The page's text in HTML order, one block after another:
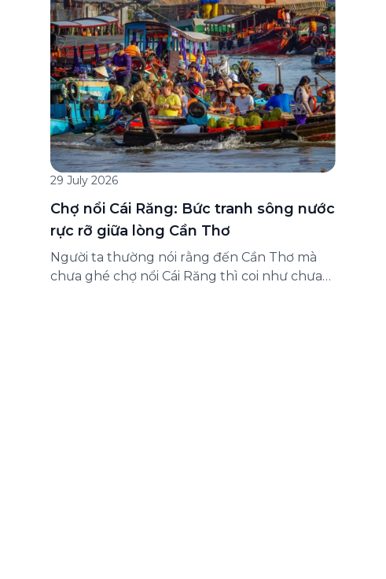
dẫn chi tiết cách tham gia (và hủy tham gia)
gói bảo hiểm này ngay trên ứng dụng Green
SM, cùng những lưu ý quan trọng trước khi
[…]
29 July 2026
Chợ nổi Cái Răng: Bức tranh sông nước
rực rỡ giữa lòng Cần Thơ
Người ta thường nói rằng đến Cần Thơ mà
chưa ghé chợ nổi Cái Răng thì coi như chưa